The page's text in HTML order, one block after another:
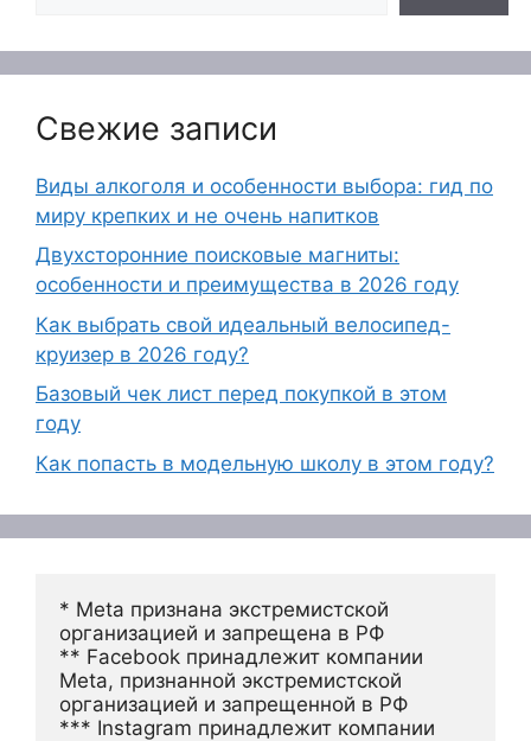
Свежие записи
Виды алкоголя и особенности выбора: гид по
миру крепких и не очень напитков
Двухсторонние поисковые магниты:
особенности и преимущества в 2026 году
Как выбрать свой идеальный велосипед-
круизер в 2026 году?
Базовый чек лист перед покупкой в этом
году
Как попасть в модельную школу в этом году?
* Meta признана экстремистской
организацией и запрещена в РФ
** Facebook принадлежит компании
Meta, признанной экстремистской
организацией и запрещенной в РФ
*** Instagram принадлежит компании